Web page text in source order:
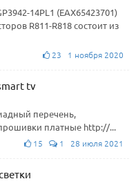
14PL1 (EAX65423701)
R811-R818 состоит из
23 1 ноября 2020
tv
перечень,
платные http://...
15 1 28 июля 2021